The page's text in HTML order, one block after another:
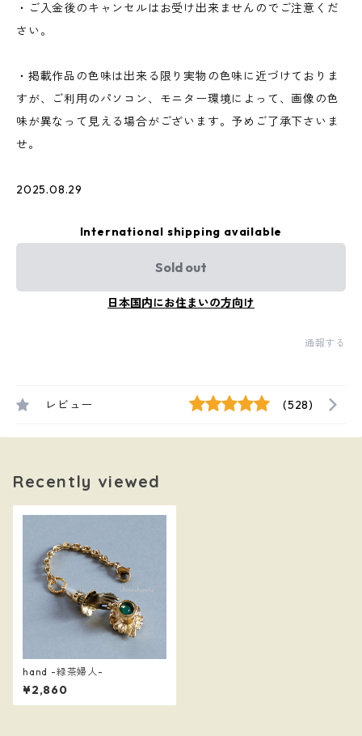
・ご入金後のキャンセルはお受け出来ませんのでご注意くだ
さい。
・掲載作品の色味は出来る限り実物の色味に近づけておりま
すが、ご利用のパソコン、モニター環境によって、画像の色
味が異なって見える場合がございます。予めご了承下さいま
せ。
2025.08.29
International shipping available
Sold out
日本国内にお住まいの方向け
通報する
レビュー (528)
Recently viewed
hand -緑茶婦人-
¥2,860